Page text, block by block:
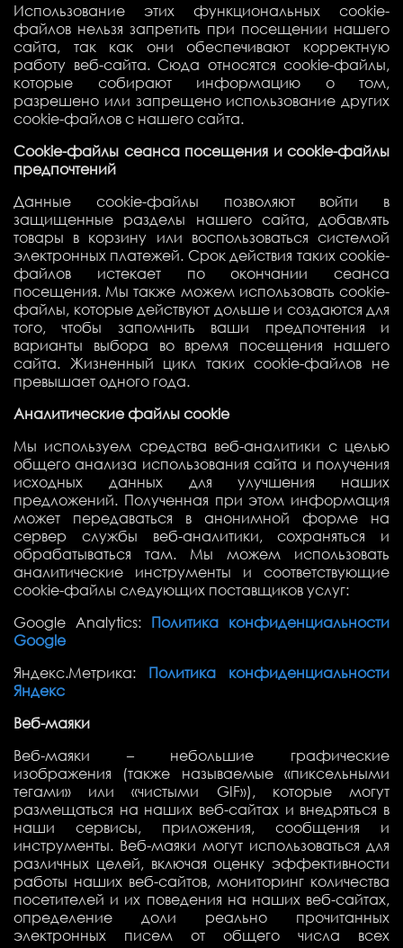
Использование этих функциональных cookie-
файлов нельзя запретить при посещении нашего
сайта, так как они обеспечивают корректную
работу веб-сайта. Сюда относятся cookie-файлы,
которые собирают информацию о том,
разрешено или запрещено использование других
cookie-файлов с нашего сайта.
Cookie-файлы сеанса посещения и cookie-файлы
предпочтений
Данные cookie-файлы позволяют войти в
защищенные разделы нашего сайта, добавлять
товары в корзину или воспользоваться системой
электронных платежей. Срок действия таких cookie-
файлов истекает по окончании сеанса
посещения. Мы также можем использовать cookie-
файлы, которые действуют дольше и создаются для
того, чтобы запомнить ваши предпочтения и
варианты выбора во время посещения нашего
сайта. Жизненный цикл таких cookie-файлов не
превышает одного года.
Аналитические файлы cookie
Мы используем средства веб-аналитики с целью
общего анализа использования сайта и получения
исходных данных для улучшения наших
предложений. Полученная при этом информация
может передаваться в анонимной форме на
сервер службы веб-аналитики, сохраняться и
обрабатываться там. Мы можем использовать
аналитические инструменты и соответствующие
cookie-файлы следующих поставщиков услуг:
Google Analytics: Политика конфиденциальности
Google
Яндекс.Метрика: Политика конфиденциальности
Яндекс
Веб-маяки
Веб-маяки – небольшие графические
изображения (также называемые «пиксельными
тегами» или «чистыми GIF»), которые могут
размещаться на наших веб-сайтах и внедряться в
наши сервисы, приложения, сообщения и
инструменты. Веб-маяки могут использоваться для
различных целей, включая оценку эффективности
работы наших веб-сайтов, мониторинг количества
посетителей и их поведения на наших веб-сайтах,
определение доли реально прочитанных
электронных писем от общего числа всех